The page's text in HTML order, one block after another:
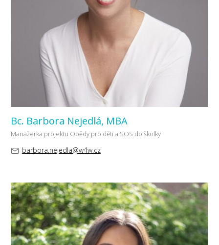
Bc. Barbora Nejedlá, MBA
Manažerka projektu Obědy pro děti a SOS do školky
barbora.nejedla@w4w.cz